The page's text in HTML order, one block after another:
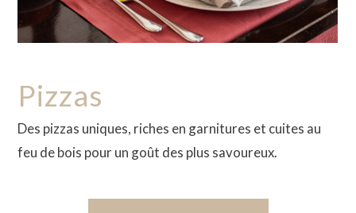
Pizzas
Des pizzas uniques, riches en garnitures et cuites au
feu de bois pour un goût des plus savoureux.